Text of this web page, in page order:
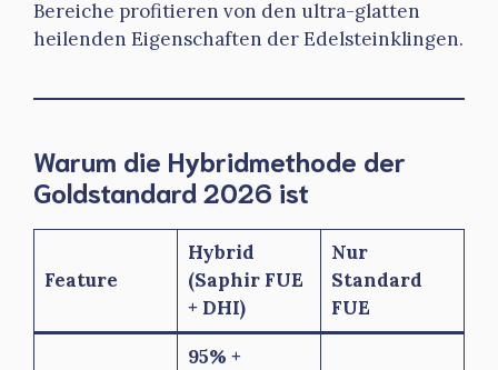
Bereiche profitieren von den ultra-glatten
heilenden Eigenschaften der Edelsteinklingen.
Warum die Hybridmethode der
Goldstandard 2026 ist
Feature
Hybrid
(Saphir FUE
+ DHI)
Nur
Standard
FUE
95% +